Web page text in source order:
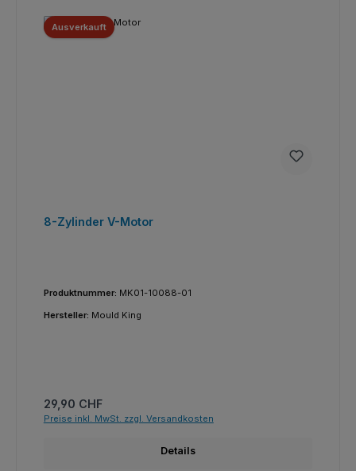
Ausverkauft
8-Zylinder V-Motor
Produktnummer: MK01-10088-01
Hersteller: Mould King
Regulärer Preis:
29,90 CHF
Preise inkl. MwSt. zzgl. Versandkosten
Details